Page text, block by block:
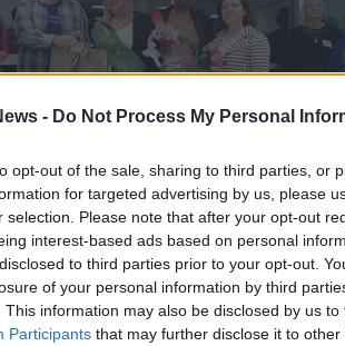
- Do Not Process My Personal
opt-out of the sale, sharing to third parties, or
for targeted advertising by us, please
selection. Please note that after your opt-out
interest-based ads based on personal
to third parties prior to your opt-out.
of your personal information by third
This information may also be disclosed by us
Participants that may further disclose it to other
un momento di incontro e